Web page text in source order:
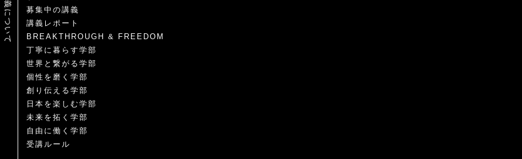
講義について
募集中の講義
講義レポート
BREAKTHROUGH & FREEDOM
丁寧に暮らす学部
世界と繋がる学部
個性を磨く学部
創り伝える学部
日本を楽しむ学部
未来を拓く学部
自由に働く学部
受講ルール